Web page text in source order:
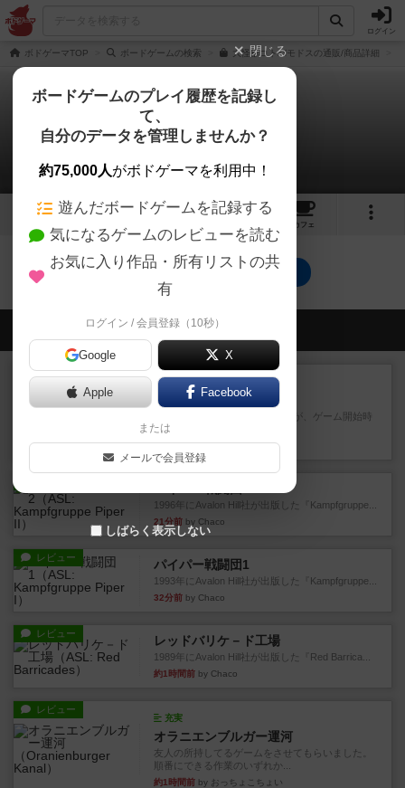
ログイン
ボドゲーマTOP ボードゲームの検索 大怪獣コトバモドスの通販/商品詳細
大怪獣コトバモドス
0件の動画
3 5
カフェ
大怪獣コトバモドスのトップに戻る
会員の新しい投稿
レビュー
フィッシェン2
ゲームの流れはフィッシェンだが、ゲーム開始時
はペリカンとエビの2スート...
16分前by うらまこ
1996年にAvalon Hill社が出版した『Kampfgruppe...
21分前 by Chaco
レビュー パイパー戦闘団1
1993年にAvalon Hill社が出版した『Kampfgruppe...
32分前 by Chaco
レビュー レッドバリケ－ド工場
1989年にAvalon Hill社が出版した『Red Barrica...
約1時間前 by Chaco
レビュー
充実
オラニエンブルガー運河
友人の所持してるゲームをさせてもらいました。
順番にできる作業のいずれか...
約1時間前 by おっちょこちょい
閉じる
ボードゲームのプレイ履歴を記録し
て、
自分のデータを管理しませんか？
約75,000人がボドゲーマを利用中！
遊んだボードゲームを記録する
気になるゲームのレビューを読む
お気に入り作品・所有リストの共
有
ログイン / 会員登録（10秒）
Google X
Apple Facebook
または
メールで会員登録
しばらく表示しない